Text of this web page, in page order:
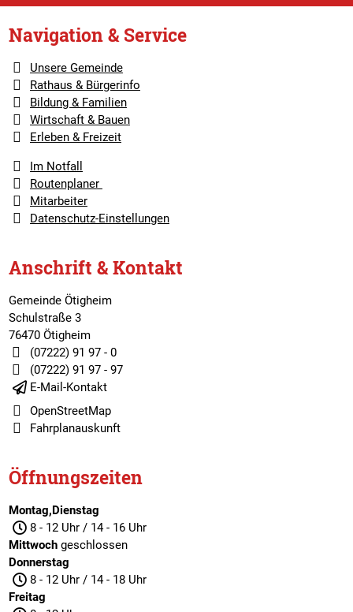
Navigation & Service
Unsere Gemeinde
Rathaus & Bürgerinfo
Bildung & Familien
Wirtschaft & Bauen
Erleben & Freizeit
Im Notfall
Routenplaner
Mitarbeiter
Datenschutz-Einstellungen
Anschrift & Kontakt
Gemeinde Ötigheim
Schulstraße 3
76470 Ötigheim
(07222) 91 97 - 0
(07222) 91 97 - 97
E-Mail-Kontakt
OpenStreetMap
Fahrplanauskunft
Öffnungszeiten
Montag,Dienstag
8 - 12 Uhr / 14 - 16 Uhr
Mittwochgeschlossen
Donnerstag
8 - 12 Uhr / 14 - 18 Uhr
Freitag